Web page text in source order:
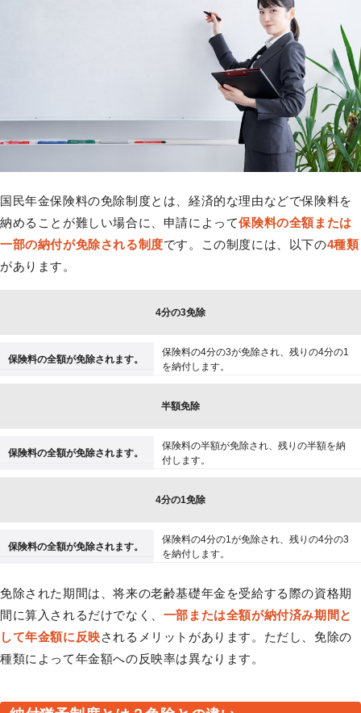
国民年金保険料の免除制度とは、経済的な理由などで保険料を
納めることが難しい場合に、申請によって保険料の全額または
一部の納付が免除される制度です。この制度には、以下の4種類
があります。
4分の3免除
保険料の全額が免除されます。
保険料の4分の3が免除され、残りの4分の1
を納付します。
半額免除
保険料の全額が免除されます。
保険料の半額が免除され、残りの半額を納
付します。
4分の1免除
保険料の全額が免除されます。
保険料の4分の1が免除され、残りの4分の3
を納付します。
免除された期間は、将来の老齢基礎年金を受給する際の資格期
間に算入されるだけでなく、 一部または全額が納付済み期間と
して年金額に反映されるメリットがあります。ただし、免除の
種類によって年金額への反映率は異なります。